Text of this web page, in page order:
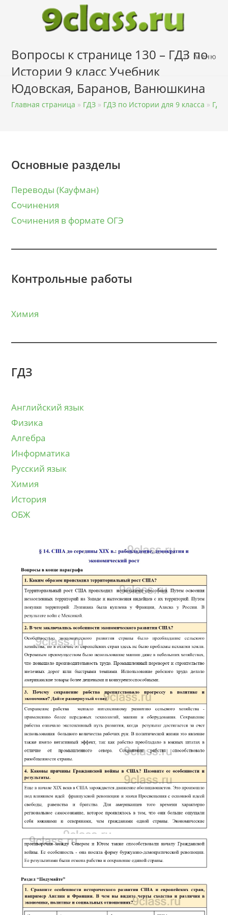
содержимому
Меню
Вопросы к странице 130 – ГДЗ по
Истории 9 класс Учебник
Юдовская, Баранов, Ванюшкина
Главная страница » ГДЗ » ГДЗ по Истории для 9 класса » ГДЗ
Основные разделы
Переводы (Кауфман)
Сочинения
Сочинения в формате ОГЭ
Контрольные работы
Химия
ГДЗ
Английский язык
Физика
Алгебра
Информатика
Русский язык
Химия
История
ОБЖ